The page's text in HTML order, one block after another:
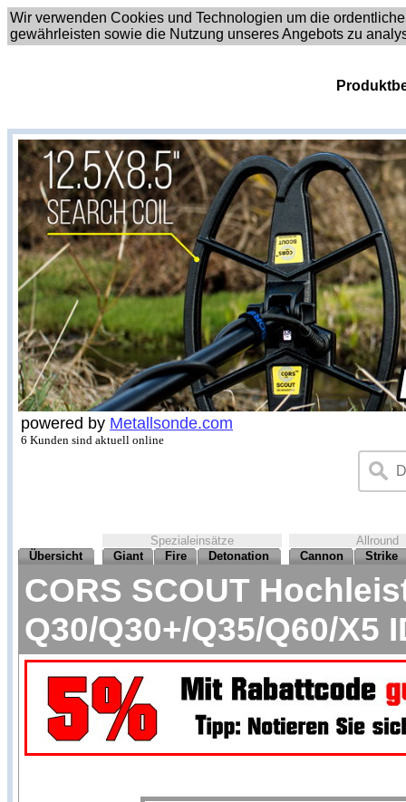
Wir verwenden Cookies und Technologien um die
gewährleisten sowie die Nutzung unseres Angebots zu
powered by Metallsonde.com
6 Kunden sind aktuell online
Spezialeinsätze
Allround
Übersicht
Giant Fire Detonation Cannon Strike
CORS SCOUT
Q30/Q30+/Q35/Q60/X5